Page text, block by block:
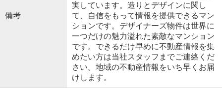
備考
実しています。造りとデザインに関し
て、自信をもって情報を提供できるマン
ションです。デザイナーズ物件は世界に
一つだけの魅力溢れた素敵なマンション
です。できるだけ早めに不動産情報を集
めたい方は当社スタッフまでご連絡くだ
さい。地域の不動産情報をいち早くお届
けします。